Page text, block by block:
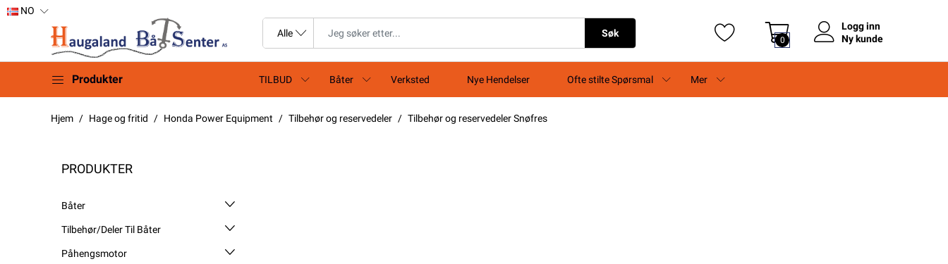
NO
Søk
0
Logg inn
Ny kunde
Produkter TILBUD Båter Verksted Nye Hendelser Ofte stilte Spørsmal Mer
Hjem Hage og fritid Honda Power Equipment Tilbehør og reservedeler Tilbehør og reservedeler Snøfres
PRODUKTER
Båter
Tilbehør/Deler Til Båter
Påhengsmotor